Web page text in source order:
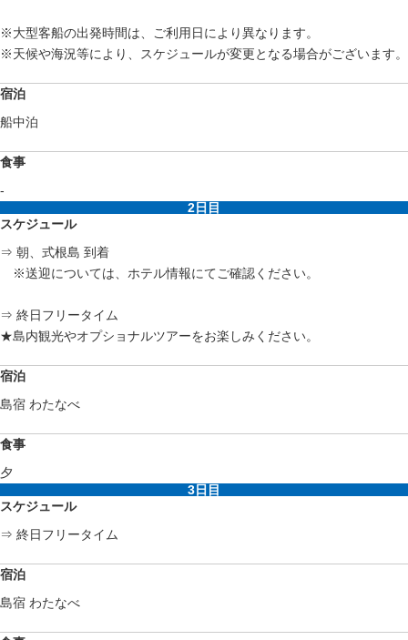
※大型客船の出発時間は、ご利用日により異なります。
※天候や海況等により、スケジュールが変更となる場合がございます。
宿泊
船中泊
食事
-
2日目
スケジュール
⇒ 朝、式根島 到着
※送迎については、ホテル情報にてご確認ください。
⇒ 終日フリータイム
★島内観光やオプショナルツアーをお楽しみください。
宿泊
島宿 わたなべ
食事
夕
3日目
スケジュール
⇒ 終日フリータイム
宿泊
島宿 わたなべ